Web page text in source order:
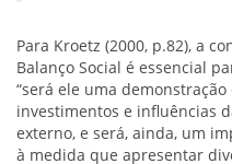
Para Kroetz (2000, p.82), a
Balanço Social é essencial
“será ele uma
investimentos e influências
externo, e será, ainda, um
à medida que apresentar